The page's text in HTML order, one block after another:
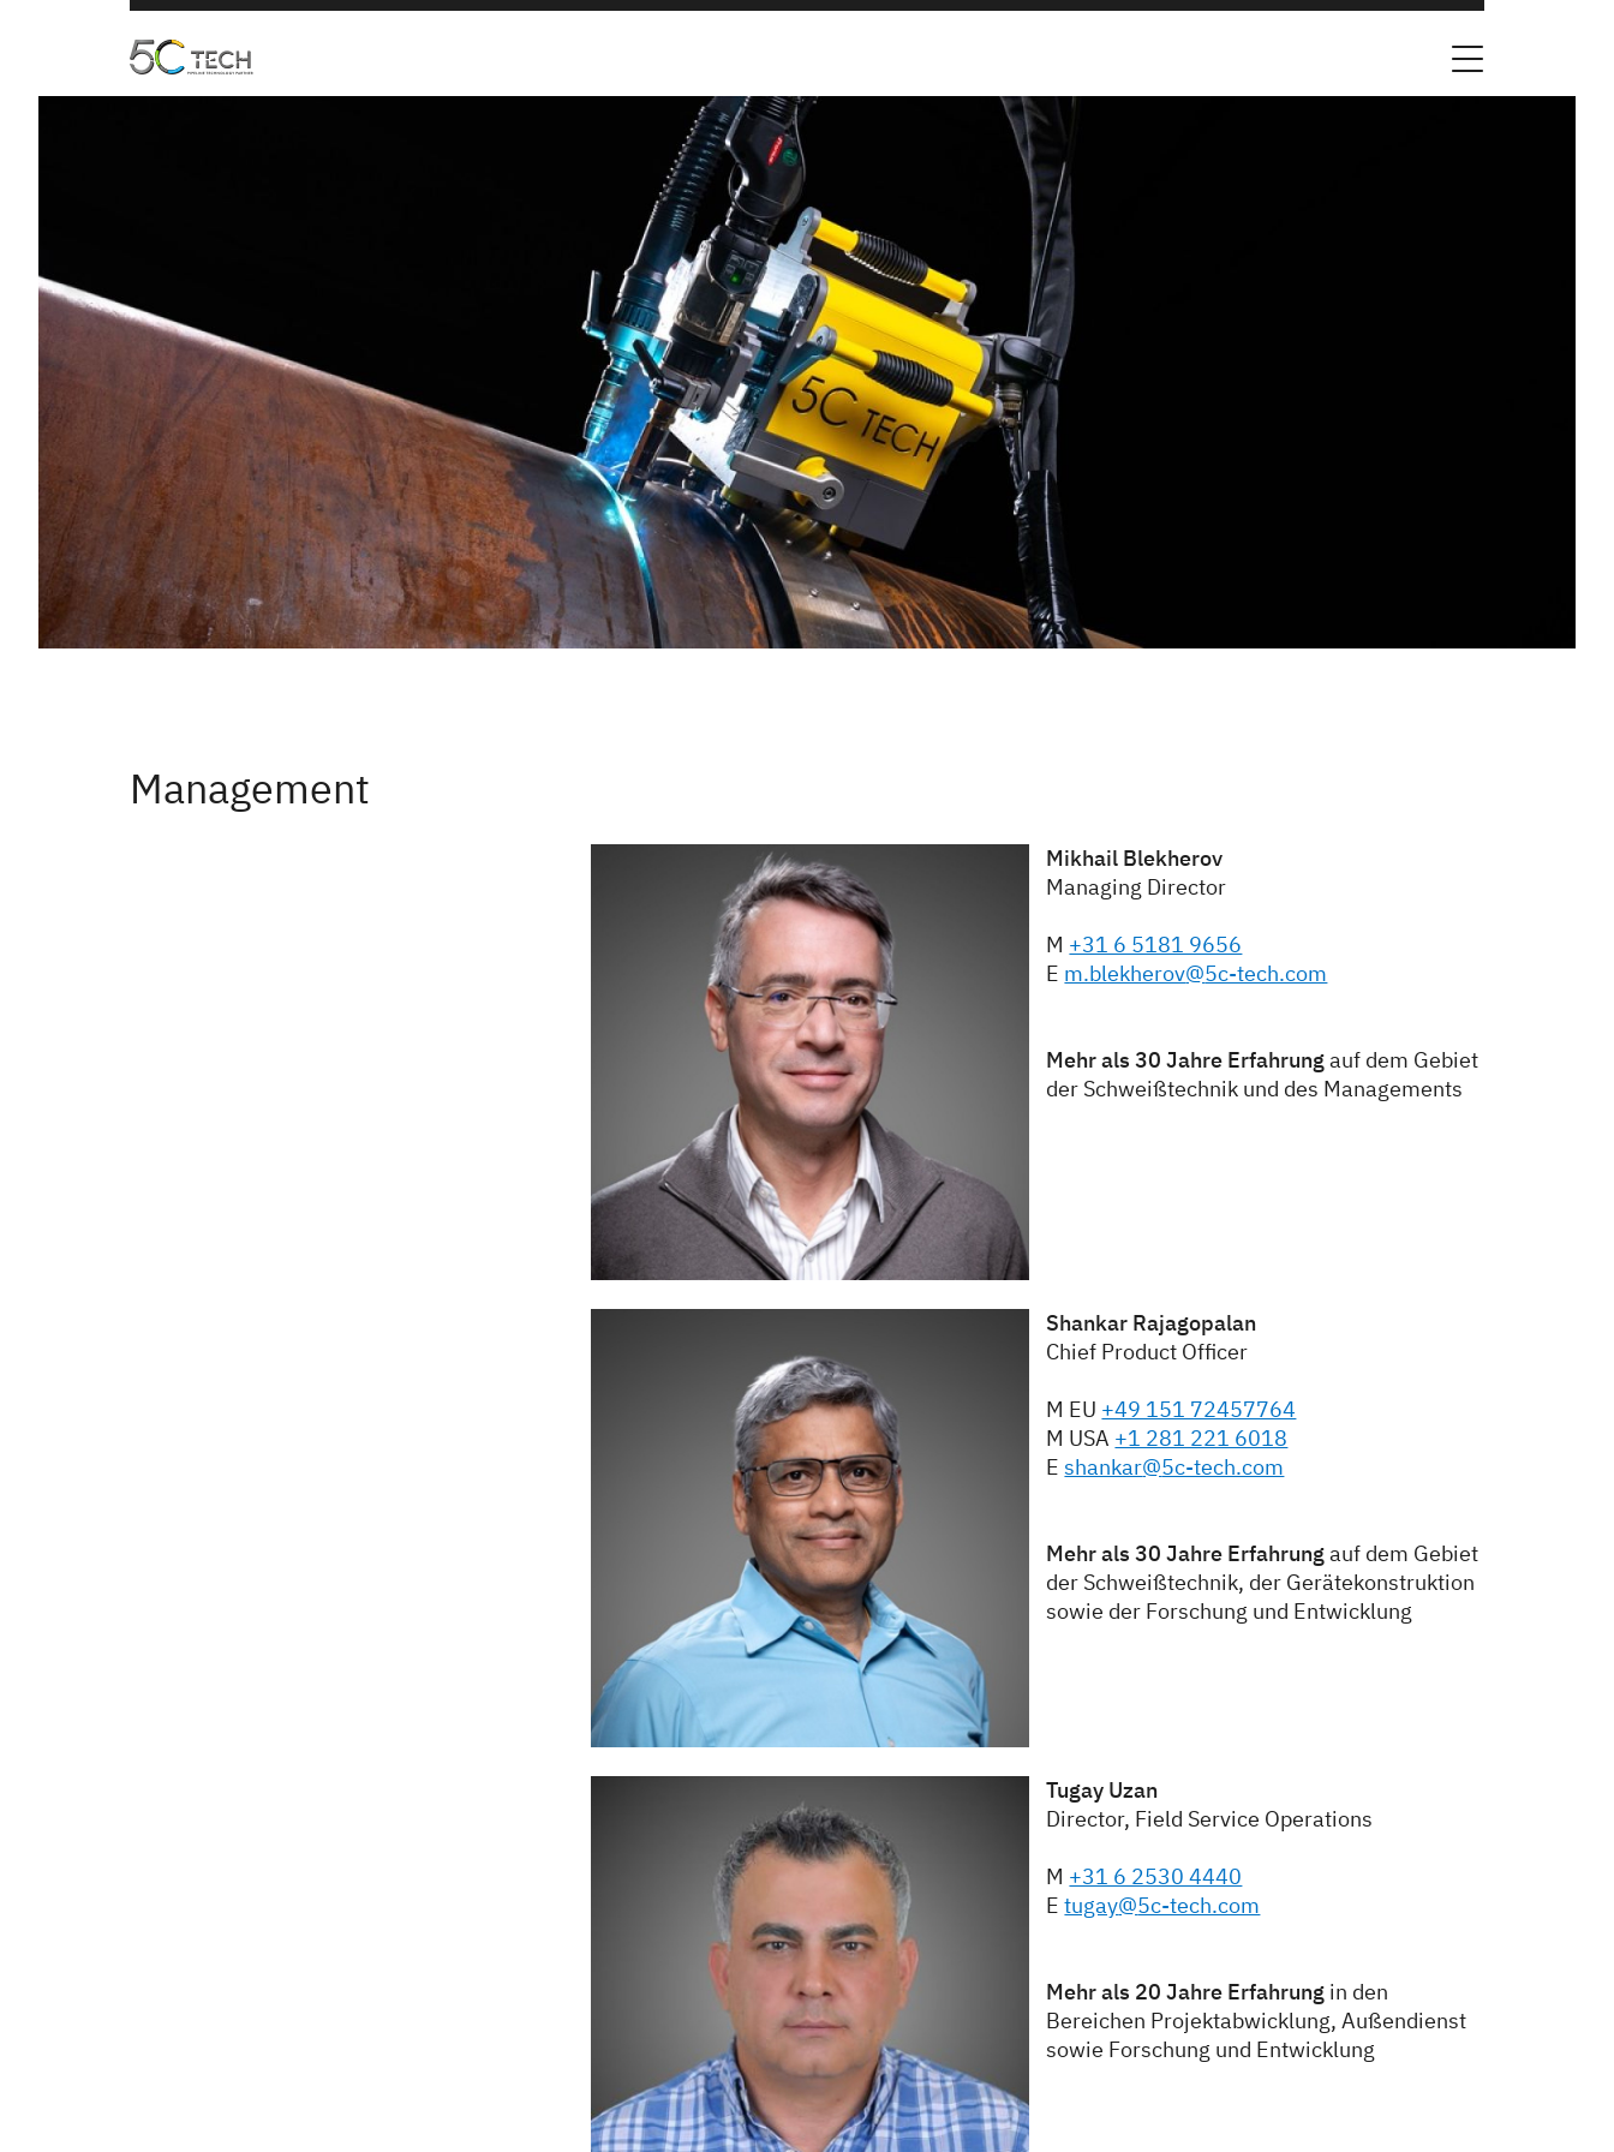
Brandneue
Schweißtechnik
Management
Mikhail Blekherov
Managing Director
M +31 6 5181 9656
E m.blekherov@5c-tech.com
Mehr als 30 Jahre Erfahrungauf dem Gebiet
der Schweißtechnik und des Managements
Shankar Rajagopalan
Chief Product Officer
M EU +49 151 72457764
M USA +1 281 221 6018
Eshankar@5c-tech.com
Mehr als 30 Jahre Erfahrungauf dem Gebiet
der Schweißtechnik, der Gerätekonstruktion
sowie der Forschung und Entwicklung
Tugay Uzan
Director, Field Service Operations
M +31 6 2530 4440
Etugay@5c-tech.com
Mehr als 20 Jahre Erfahrung in den
Bereichen Projektabwicklung, Außendienst
sowie Forschung und Entwicklung